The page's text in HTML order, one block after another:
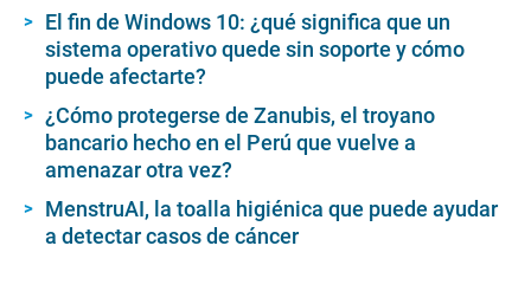
El fin de Windows 10: ¿qué significa que un
sistema operativo quede sin soporte y cómo
puede afectarte?
¿Cómo protegerse de Zanubis, el troyano
bancario hecho en el Perú que vuelve a
amenazar otra vez?
MenstruAI, la toalla higiénica que puede ayudar
a detectar casos de cáncer